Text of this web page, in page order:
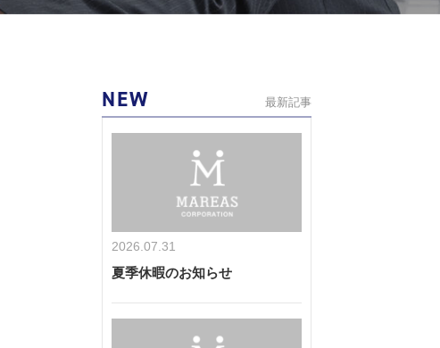
NEW 最新記事
2026.07.31
夏季休暇のお知らせ